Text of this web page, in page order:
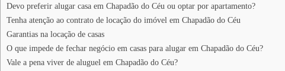
Devo preferir alugar casa em Chapadão do Céu ou optar por apartamento?
Tenha atenção ao contrato de locação do imóvel em Chapadão do Céu
Garantias na locação de casas
O que impede de fechar negócio em casas para alugar em Chapadão do Céu?
Vale a pena viver de aluguel em Chapadão do Céu?